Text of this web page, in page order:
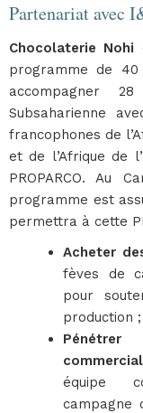
Partenariat avec
Chocolaterie Nohi
programme de
accompagner
Subsaharienne
francophones de
et de l’Afrique de
PROPARCO. Au
programme est
permettra à cette
Acheter
fèves de
pour
production ;
équipe
campagne